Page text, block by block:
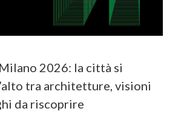
2026: la città si
tra architetture, visioni
da riscoprire